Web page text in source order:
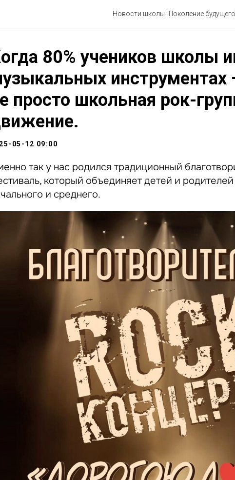
Новости школы "Поколение
80% учеников школы
инструментах
просто школьная рок-
05-12 09:00
так у нас родился традиционный
который объединяет детей и
и среднего.